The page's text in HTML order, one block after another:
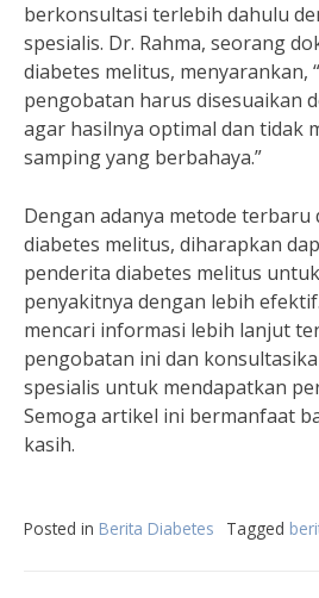
berkonsultasi terlebih dahulu
spesialis. Dr. Rahma, seorang
diabetes melitus, menyarankan,
pengobatan harus disesuaikan
agar hasilnya optimal dan tidak
samping yang berbahaya.”
Dengan adanya metode terbaru
diabetes melitus, diharapkan
penderita diabetes melitus
penyakitnya dengan lebih
mencari informasi lebih lanjut
pengobatan ini dan
spesialis untuk mendapatkan
Semoga artikel ini bermanfaat
kasih.
Posted in Berita Diabetes Tagged